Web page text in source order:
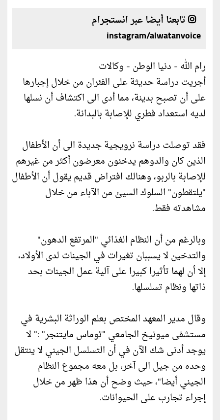
تابعنا أيضا عبر انستجرام
instagram/alwatanvoice
رام الله - دنيا الوطن - وكالات
أجريت دراسة حديثة على الفئران من خلال إجبارها
على أن تصبح بدينة، مما أدى الى اكتشاف أن نسلها
لديه استعداد فطري للإصابة بالبدانة.
فقد توصلت دراسة نرويجية جديدة الى أن الأطفال
الذين كان والدوهم يدخنون معرضون أكثر من غيرهم
للإصابة بالربو، وهنالك افتراض قديم يقول أن الأطفال
"يلتقطون" السلوك السيئ من الآباء من خلال
مشاهدته فقط.
وبالرغم من أن النظام الغذائي "المرتفع الدهون"
والتدخين لا يسببان تغيرات في الجينات لدى الأولاد،
إلا أن لهما تأثيرا كبيرا على آلية عمل الجينات بحد
ذاتها ونظام تسلسلها.
وقال مدير المعهد المختص بعلم الوراثة البشرية في
مستشفى ميونيخ الجامعي "توماس مايتنجر" :" لا
يوجد أدنى شك الآن في أن التسلسل الجيني لا ينتقل
وحده من جيل الى آخر، بل معه مجموع النظام
الجيني أيضا"، حيث وضح أن هذا ظهر من خلال
إجراء تجارب على الحيوانات.